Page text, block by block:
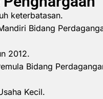
keterbatasan.
Bidang
2012.
Bidang
Kecil.